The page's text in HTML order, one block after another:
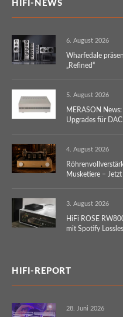
HIFI-NEWS
6. August 2026
Wharfedale
„Refined“
5. August 2026
MERASON
Upgrades für
4. August 2026
Musketiere –
3. August 2026
HiFi ROSE
mit Spotify
HIFI-REPORT
28. Juni 2026